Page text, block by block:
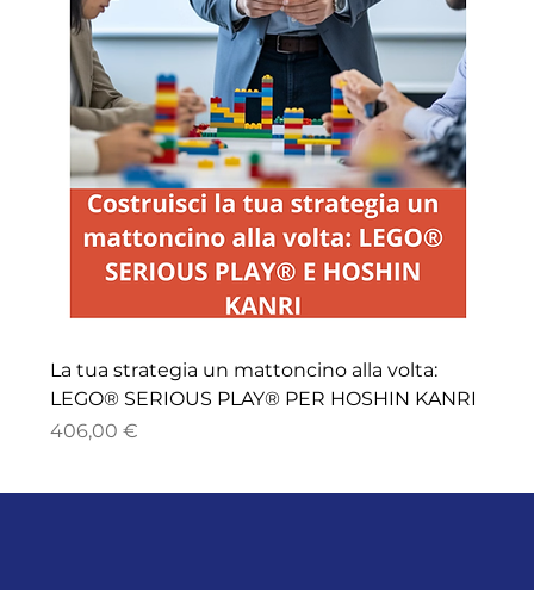
La tua strategia un mattoncino alla volta:
LEGO® SERIOUS PLAY® PER HOSHIN KANRI
Price
406,00 €